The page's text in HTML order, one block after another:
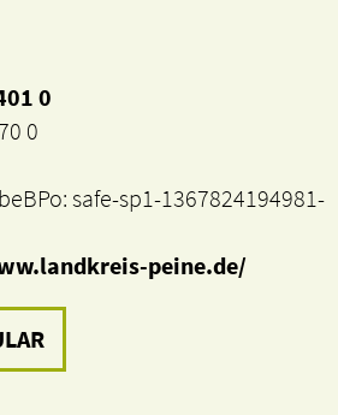
0
0
safe-sp1-1367824194981-
peine.de/